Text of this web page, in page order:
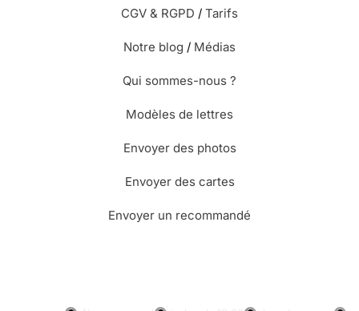
CGV & RGPD / Tarifs
Notre blog / Médias
Qui sommes-nous ?
Modèles de lettres
Envoyer des photos
Envoyer des cartes
Envoyer un recommandé